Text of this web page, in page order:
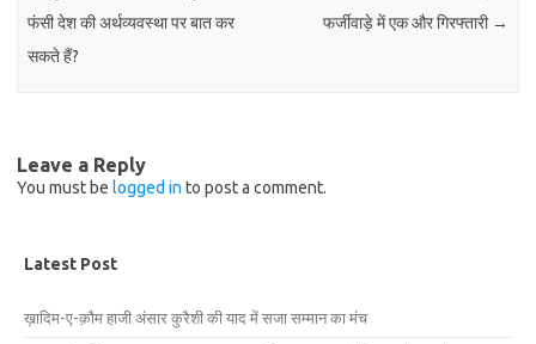
फंसी देश की अर्थव्यवस्था पर बात कर
सकते हैं?
फर्जीवाड़े में एक और गिरफ्तारी →
Leave a Reply
You must be logged in to post a comment.
Latest Post
ख़ादिम-ए-क़ौम हाजी अंसार कुरैशी की याद में सजा सम्मान का मंच